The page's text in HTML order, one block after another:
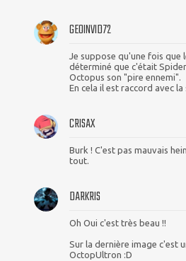
GEOINVID72
Je suppose qu'une fois que
déterminé que c'était
Octopus son "pire ennemi".
En cela il est raccord avec
CRISAX
Burk ! C'est pas mauvais
tout.
DARKRIS
Oh Oui c'est très beau !!
Sur la dernière image c'est
OctopUltron :D